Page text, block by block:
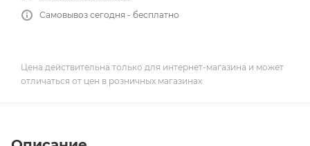
Самовывоз сегодня - бесплатно
Цена действительна только для интернет-магазина и может
отличаться от цен в розничных магазинах